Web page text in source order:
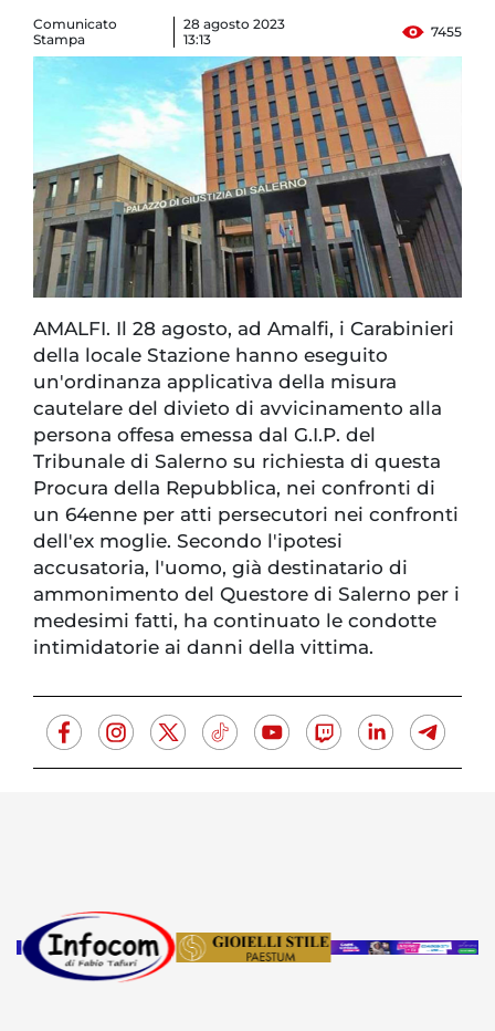
Comunicato
Stampa
28 agosto 2023
13:13
7455
AMALFI. Il 28 agosto, ad Amalfi, i Carabinieri
della locale Stazione hanno eseguito
un'ordinanza applicativa della misura
cautelare del divieto di avvicinamento alla
persona offesa emessa dal G.I.P. del
Tribunale di Salerno su richiesta di questa
Procura della Repubblica, nei confronti di
un 64enne per atti persecutori nei confronti
dell'ex moglie. Secondo l'ipotesi
accusatoria, l'uomo, già destinatario di
ammonimento del Questore di Salerno per i
medesimi fatti, ha continuato le condotte
intimidatorie ai danni della vittima.